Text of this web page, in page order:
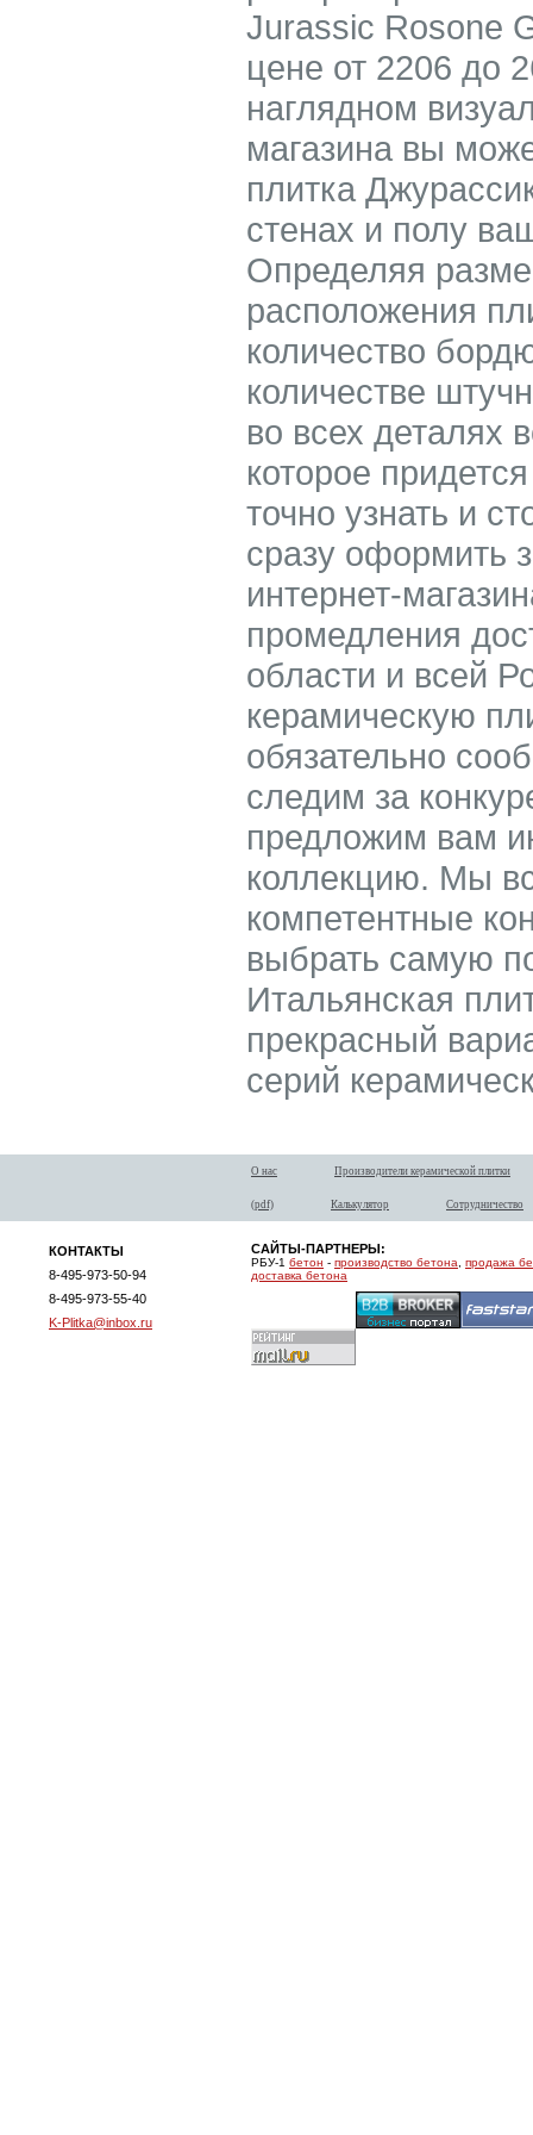
Jurassic Rosone
цене от 2206 до
наглядном
магазина вы
плитка
стенах и полу
Определяя
расположения
количество
количестве
во всех деталях
которое
точно узнать и
сразу оформить
интернет-
промедления
области и всей
керамическую
обязательно
следим за
предложим вам
коллекцию. Мы
компетентные
выбрать самую
Итальянская
прекрасный
серий
О нас Производители керамической плитки
(pdf) Калькулятор Сотрудничество
КОНТАКТЫ
8-495-973-50-94
8-495-973-55-40
K-Plitka@inbox.ru
САЙТЫ-ПАРТНЕРЫ:
РБУ-1 бетон - производство бетона
продажа
доставка бетона